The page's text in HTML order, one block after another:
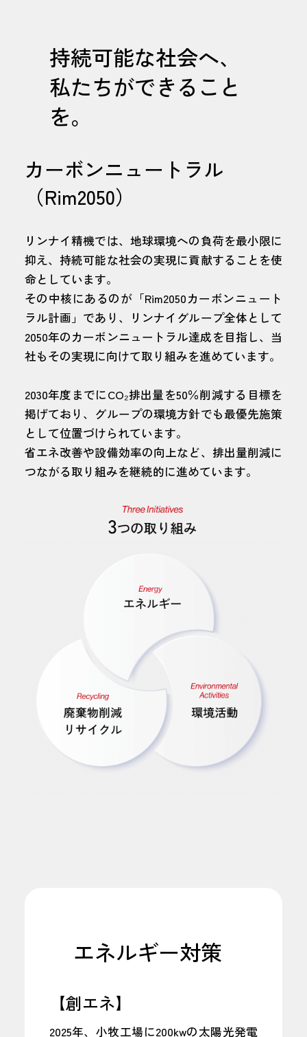
持続可能な社会へ、
私たちができること
を。
カーボンニュートラル
（Rim2050）
リンナイ精機では、地球環境への負荷を最小限に
抑え、持続可能な社会の実現に貢献することを使
命としています。
その中核にあるのが「Rim2050カーボンニュート
ラル計画」であり、リンナイグループ全体として
2050年のカーボンニュートラル達成を目指し、当
社もその実現に向けて取り組みを進めています。
2030年度までにCO₂排出量を50％削減する目標を
掲げており、グループの環境方針でも最優先施策
として位置づけられています。
省エネ改善や設備効率の向上など、排出量削減に
つながる取り組みを継続的に進めています。
エネルギー対策
【創エネ】
2025年、小牧工場に200kwの太陽光発電